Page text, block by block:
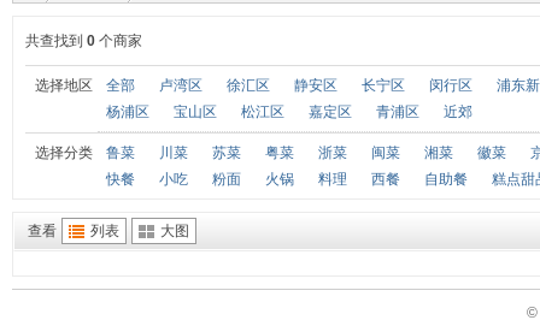
商家› ›
共查找到 0 个商家
选择地区 全部 卢湾区 徐汇区 静安区 长宁区 闵行区
浦东
杨浦区
宝山区 松江区 嘉定区 青浦区 近郊
选择分类 鲁菜 川菜 苏菜 粤菜 浙菜 闽菜 湘菜 徽菜
快餐
小吃 粉面 火锅 料理 西餐 自助餐 糕点甜
查看 列表 大图
©